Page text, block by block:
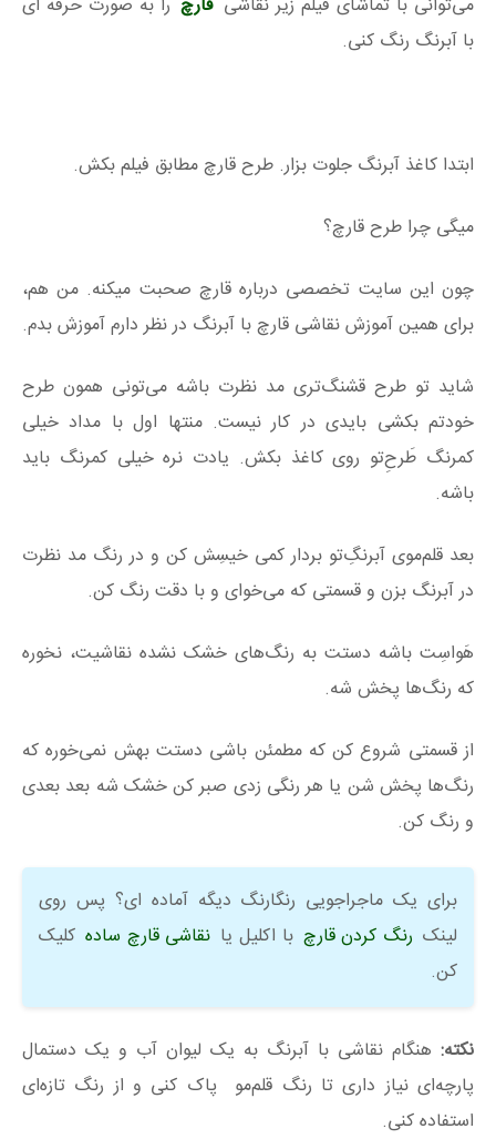
می‌توانی با تماشای فیلم زیر نقاشی قارچ را به صورت حرفه ای
با آبرنگ رنگ کنی.
ابتدا کاغذ آبرنگ جلوت بزار. طرح قارچ مطابق فیلم بکش.
میگی چرا طرح قارچ؟
چون این سایت تخصصی درباره قارچ صحبت میکنه. من هم،
برای همین آموزش نقاشی قارچ با آبرنگ در نظر دارم آموزش بدم.
شاید تو طرح قشنگ‌تری مد نظرت باشه می‌تونی همون طرح
خودتم بکشی بایدی در کار نیست. منتها اول با مداد خیلی
کمرنگ طَرح‌ِتو روی کاغذ بکش. یادت نره خیلی کمرنگ باید
باشه.
بعد قلم‌موی آبرنگ‌ِتو بردار کمی خیسِش کن و در رنگ مد نظرت
در آبرنگ بزن و قسمتی که می‌خوای و با دقت رنگ کن.
هَواسِت باشه دستت به رنگ‌های خشک نشده نقاشیت، نخوره
که رنگ‌ها پخش شه.
از قسمتی شروع کن که مطمئن باشی دستت بهش نمی‌خوره که
رنگ‌ها پخش شن یا هر رنگی زدی صبر کن خشک شه بعد بعدی
و رنگ کن.
برای یک ماجراجویی رنگارنگ دیگه آماده ای؟ پس روی
لینک رنگ کردن قارچ با اکلیل یا نقاشی قارچ ساده کلیک
کن.
نکته: هنگام نقاشی با آبرنگ به یک لیوان آب و یک دستمال
پارچه‌ای نیاز داری تا رنگ قلم‌مو پاک کنی و از رنگ تازه‌ای
استفاده کنی.